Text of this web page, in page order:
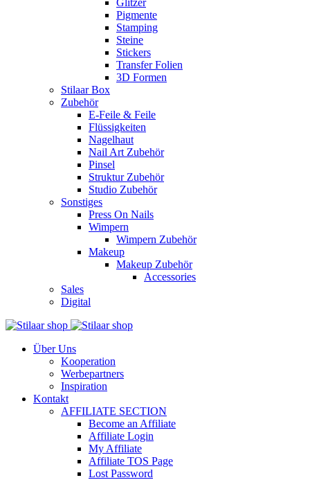
Pigmente
Stamping
Steine
Stickers
Transfer Folien
3D Formen
Stilaar Box
Zubehör
E-Feile & Feile
Flüssigkeiten
Nagelhaut
Nail Art Zubehör
Pinsel
Struktur Zubehör
Studio Zubehör
Sonstiges
Press On Nails
Wimpern
Wimpern Zubehör
Makeup
Makeup Zubehör
Accessories
Sales
Digital
Über Uns
Kooperation
Werbepartners
Inspiration
Kontakt
AFFILIATE SECTION
Become an Affiliate
Affiliate Login
My Affiliate
Affiliate TOS Page
Lost Password